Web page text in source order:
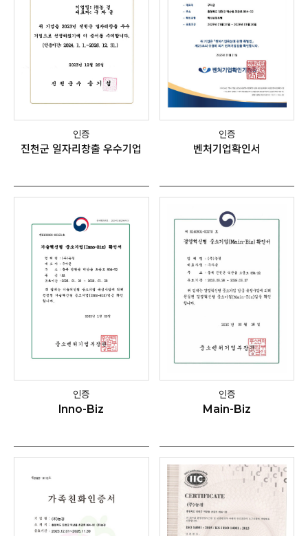
인증
진천군 일자리창출 우수기업
인증
벤처기업확인서
인증
Inno-Biz
인증
Main-Biz